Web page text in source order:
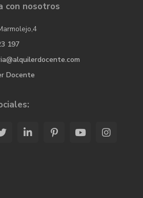
con nosotros
197
Docente